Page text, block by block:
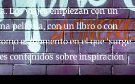
Los viajes empiezan con un
película, con un libro o con
el momento en el que ‘surge
contenidos sobre inspiración